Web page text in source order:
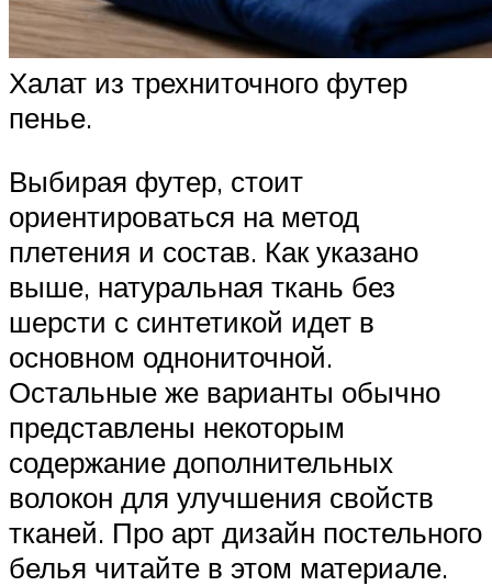
Халат из трехниточного футер
пенье.
Выбирая футер, стоит
ориентироваться на метод
плетения и состав. Как указано
выше, натуральная ткань без
шерсти с синтетикой идет в
основном однониточной.
Остальные же варианты обычно
представлены некоторым
содержание дополнительных
волокон для улучшения свойств
тканей. Про арт дизайн постельного
белья читайте в этом материале.